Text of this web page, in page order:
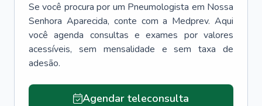
Se você procura por um Pneumologista em Nossa
Senhora Aparecida, conte com a Medprev. Aqui
você agenda consultas e exames por valores
acessíveis, sem mensalidade e sem taxa de
adesão.
Agendar teleconsulta